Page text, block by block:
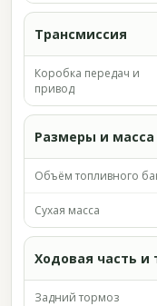
Трансмиссия
Коробка передач и
привод
Размеры и масса
Объём топливного
Сухая масса
Ходовая часть и
Задний тормоз